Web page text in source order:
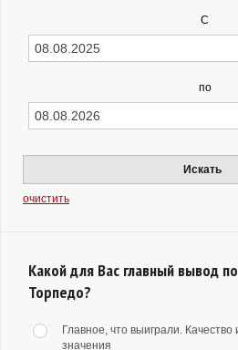
С
по
Искать
очистить
Какой для Вас главный вывод
Торпедо?
Главное, что выиграли.
значения